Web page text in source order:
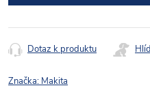
Dotaz k produktu
Značka: Makita